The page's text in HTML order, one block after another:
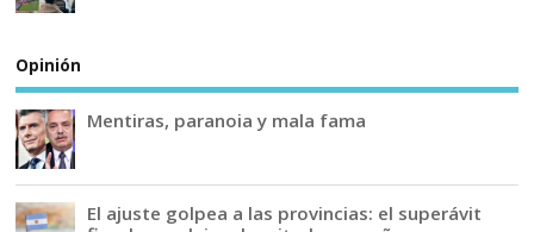
Opinión
Mentiras, paranoia y mala fama
El ajuste golpea a las provincias: el superávit